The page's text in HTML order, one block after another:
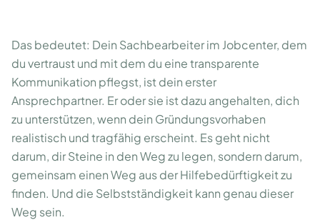
Das bedeutet: Dein Sachbearbeiter im Jobcenter, dem
du vertraust und mit dem du eine transparente
Kommunikation pflegst, ist dein erster
Ansprechpartner. Er oder sie ist dazu angehalten, dich
zu unterstützen, wenn dein Gründungsvorhaben
realistisch und tragfähig erscheint. Es geht nicht
darum, dir Steine in den Weg zu legen, sondern darum,
gemeinsam einen Weg aus der Hilfebedürftigkeit zu
finden. Und die Selbstständigkeit kann genau dieser
Weg sein.